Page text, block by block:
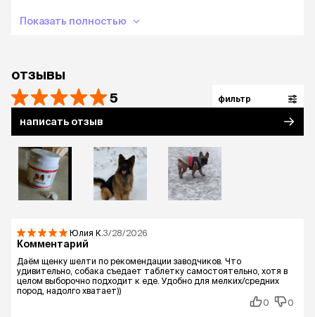
Показать полностью
отзывы
5 фильтр
написать отзыв
Юлия К. 3/28/2026
Комментарий
Даём щенку шелти по рекомендации заводчиков. Что
удивительно, собака съедает таблетку самостоятельно, хотя в
целом выборочно подходит к еде. Удобно для мелких/средних
пород, надолго хватает))
0
0